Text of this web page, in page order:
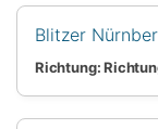
Blitzer
Richtung: